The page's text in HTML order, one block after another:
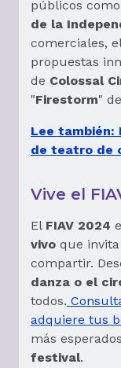
públicos
de la
comerciales,
propuestas
de Colossal
"Firestorm" de
Lee también:
de teatro de
Vive el
El FIAV 2024
vivo que
compartir.
danza o el
todos.
adquiere tus
más
festival.